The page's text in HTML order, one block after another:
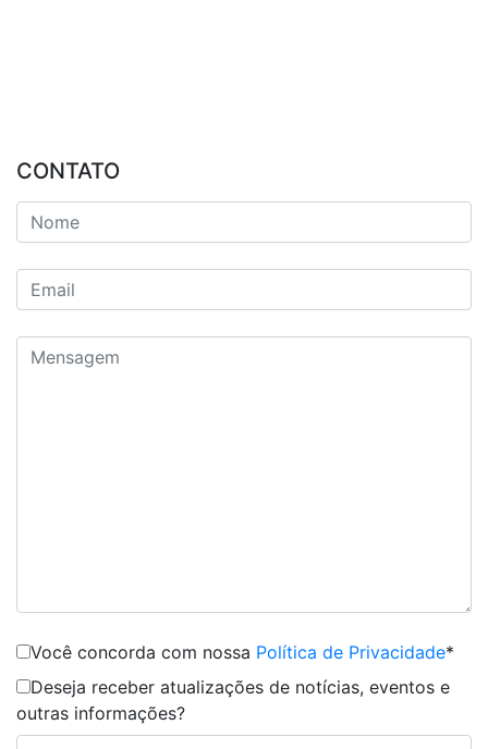
CONTATO
Você concorda com nossa Política de Privacidade*
Deseja receber atualizações de notícias, eventos e
outras informações?